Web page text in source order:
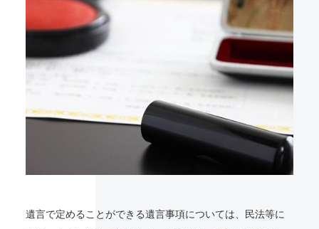
遺言で定めることができる遺言事項については、民法等に